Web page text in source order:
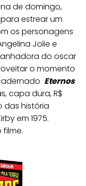
de domingo,
estrear um
os personagens
Jolie e
do oscar
o momento
Eternos
capa dura, R$
das história
em 1975.